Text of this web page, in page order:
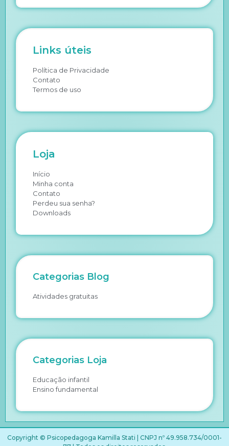
Links úteis
Política de Privacidade
Contato
Termos de uso
Loja
Início
Minha conta
Contato
Perdeu sua senha?
Downloads
Categorias Blog
Atividades gratuitas
Categorias Loja
Educação infantil
Ensino fundamental
Copyright © Psicopedagoga Kamilla Stati | CNPJ nº 49.958.734/0001-